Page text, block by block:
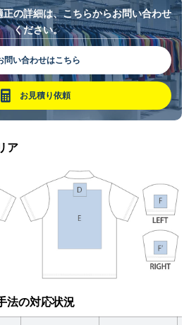
の詳細は、こちらからお問い合わせ
ください。
問い合わせはこちら
お見積り依頼
ア
法の対応状況